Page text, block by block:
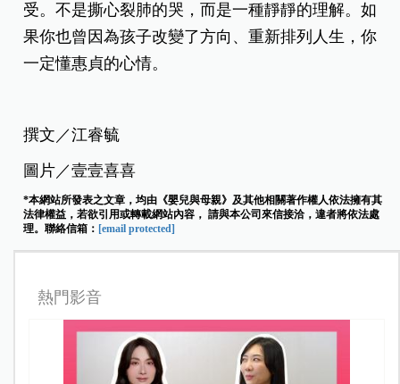
受。不是撕心裂肺的哭，而是一種靜靜的理解。如
果你也曾因為孩子改變了方向、重新排列人生，你
一定懂惠貞的心情。
撰文／江睿毓
圖片／壹壹喜喜
*本網站所發表之文章，均由《嬰兒與母親》及其他相關著作權人依法擁有其
法律權益，若欲引用或轉載網站內容， 請與本公司來信接洽，違者將依法處
理。聯絡信箱： [email protected]
熱門影音